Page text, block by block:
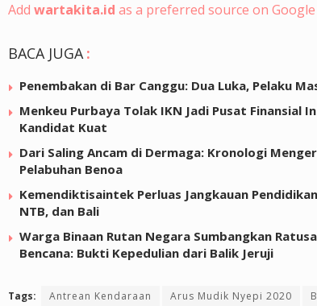
Add wartakita.id as a preferred source on Google
BACA JUGA :
Penembakan di Bar Canggu: Dua Luka, Pelaku
Menkeu Purbaya Tolak IKN Jadi Pusat Finansial
Kandidat Kuat
Dari Saling Ancam di Dermaga: Kronologi
Pelabuhan Benoa
Kemendiktisaintek Perluas Jangkauan
NTB, dan Bali
Warga Binaan Rutan Negara Sumbangkan
Bencana: Bukti Kepedulian dari Balik Jeruji
Tags: Antrean Kendaraan Arus Mudik Nyepi 2020